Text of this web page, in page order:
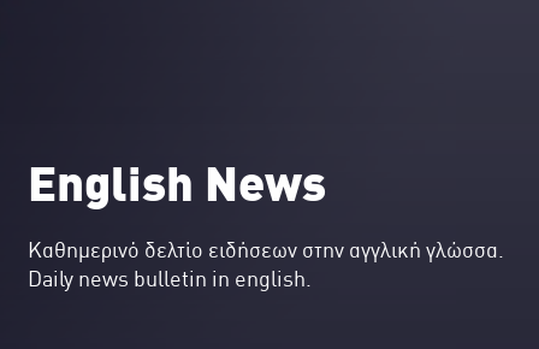
English News
Kαθημερινό δελτίο ειδήσεων στην αγγλική γλώσσα.
Daily news bulletin in english.